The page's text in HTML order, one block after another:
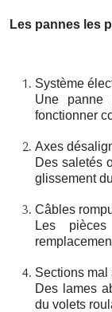
Les pannes les
Système
Une panne
fonctionner
Axes
Des saletés
glissement
Câbles
Les
Sections mal
Des lames
du volets